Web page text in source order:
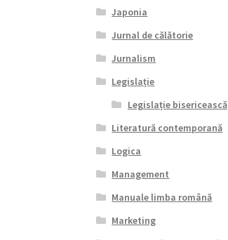
Japonia
Jurnal de călătorie
Jurnalism
Legislație
Legislație bisericească
Literatură contemporană
Logica
Management
Manuale limba română
Marketing